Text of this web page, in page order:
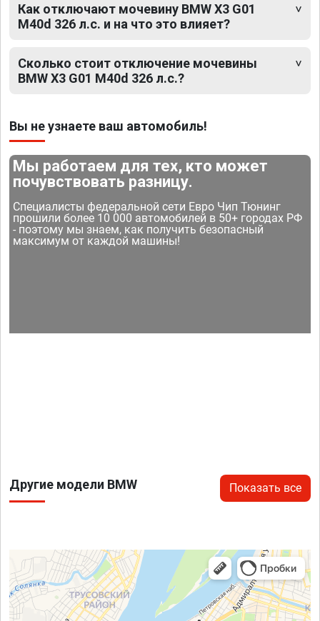
Как отключают мочевину BMW X3 G01
M40d 326 л.с. и на что это влияет?
Сколько стоит отключение мочевины
BMW X3 G01 M40d 326 л.с.?
Вы не узнаете ваш автомобиль!
Мы работаем для тех, кто может
почувствовать разницу.
Специалисты федеральной сети Евро Чип Тюнинг
прошили более 10 000 автомобилей в 50+ городах РФ
- поэтому мы знаем, как получить безопасный
максимум от каждой машины!
Другие модели BMW Показать все